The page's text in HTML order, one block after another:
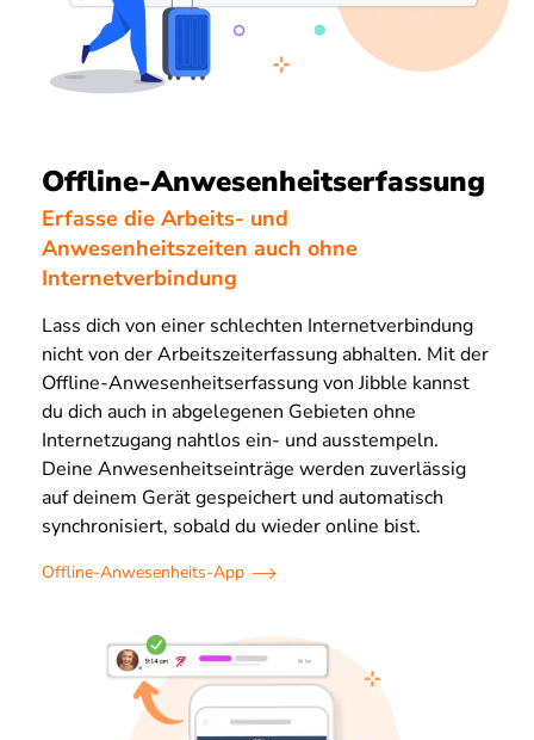
Offline-Anwesenheitserfassung
Erfasse die Arbeits- und
Anwesenheitszeiten auch ohne
Internetverbindung
Lass dich von einer schlechten Internetverbindung
nicht von der Arbeitszeiterfassung abhalten. Mit der
Offline-Anwesenheitserfassung von Jibble kannst
du dich auch in abgelegenen Gebieten ohne
Internetzugang nahtlos ein- und ausstempeln.
Deine Anwesenheitseinträge werden zuverlässig
auf deinem Gerät gespeichert und automatisch
synchronisiert, sobald du wieder online bist.
Offline-Anwesenheits-App